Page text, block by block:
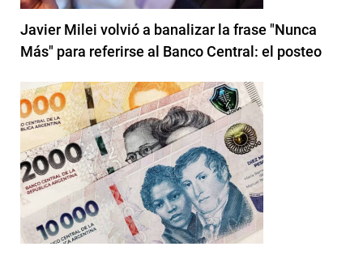
Javier Milei volvió a banalizar la frase "Nunca
Más" para referirse al Banco Central: el posteo